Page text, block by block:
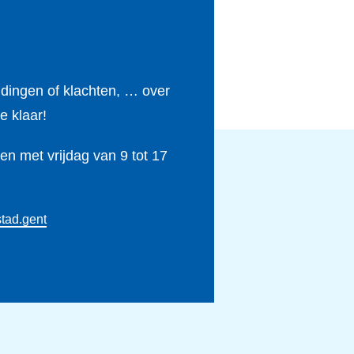
of klachten, … over
klaar!
met vrijdag van 9 tot 17